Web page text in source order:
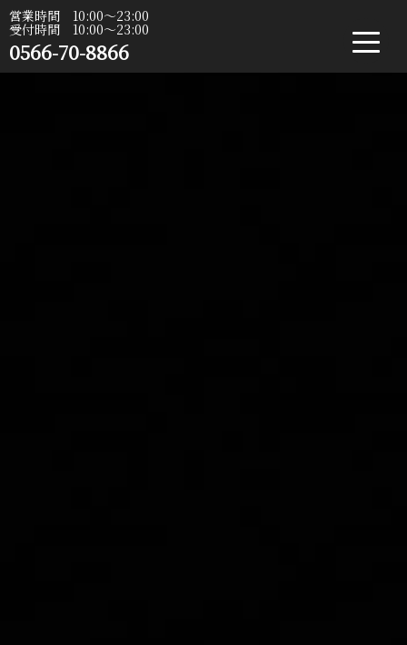
営業時間 10:00〜23:00
受付時間 10:00〜23:00
0566-70-8866